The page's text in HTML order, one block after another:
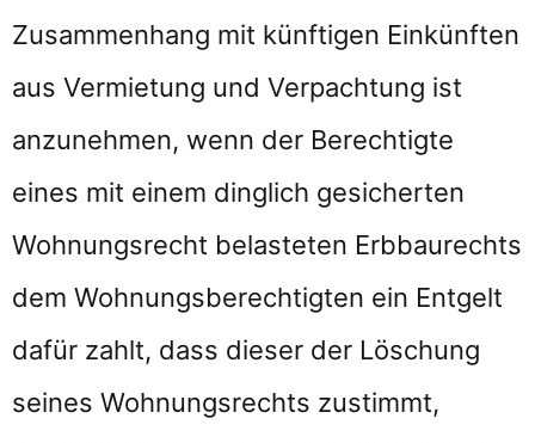
Zusammenhang mit künftigen Einkünften
aus Vermietung und Verpachtung ist
anzunehmen, wenn der Berechtigte
eines mit einem dinglich gesicherten
Wohnungsrecht belasteten Erbbaurechts
dem Wohnungsberechtigten ein Entgelt
dafür zahlt, dass dieser der Löschung
seines Wohnungsrechts zustimmt,